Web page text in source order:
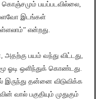
கொஞ்சமும் பயப்படவில்லை,
இடங்கள்
என்றது.
பயம் வந்து விட்டது,
ஓடி ஒளிந்துக் கொண்டது.
தன்னை விடுவிக்க
வால் பகுதியும் முதுகும்